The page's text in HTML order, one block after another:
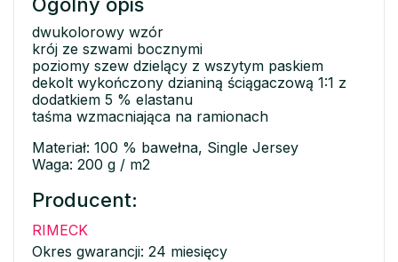
dwukolorowy wzór
krój ze szwami bocznymi
poziomy szew dzielący z wszytym paskiem
dekolt wykończony dzianiną ściągaczową 1:1 z
dodatkiem 5 % elastanu
taśma wzmacniająca na ramionach
Materiał: 100 % bawełna, Single Jersey
Waga: 200 g / m2
Producent:
RIMECK
Okres gwarancji: 24 miesięcy